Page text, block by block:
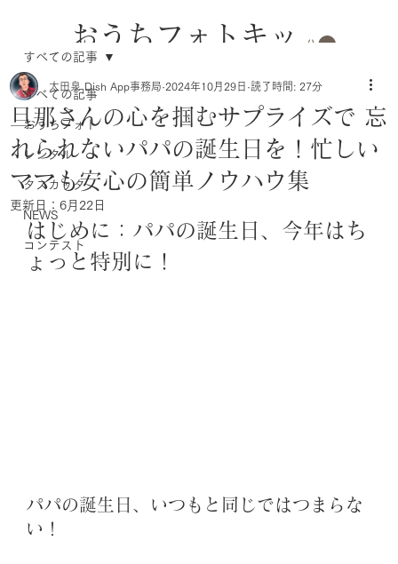
おうちフォトキッ
トのレンタル
すべての記事
おうちフォト
レンタル
タスカッタ
NEWS
コンテスト
すべての記事
旦那さんの心を掴むサプライズで 忘
れられないパパの誕生日を！忙しい
ママも安心の簡単ノウハウ集
太田泉 Dish App事務局 2024年10月29日 読了時間: 27分
更新日：6月22日
はじめに：パパの誕生日、今年はち
ょっと特別に！
パパの誕生日、いつもと同じではつまらな
い！